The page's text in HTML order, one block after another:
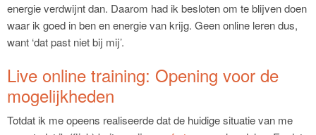
energie verdwijnt dan. Daarom had ik besloten om te blijven doen
waar ik goed in ben en energie van krijg. Geen online leren dus,
want ‘dat past niet bij mij’.
Live online training: Opening voor de
mogelijkheden
Totdat ik me opeens realiseerde dat de huidige situatie van me